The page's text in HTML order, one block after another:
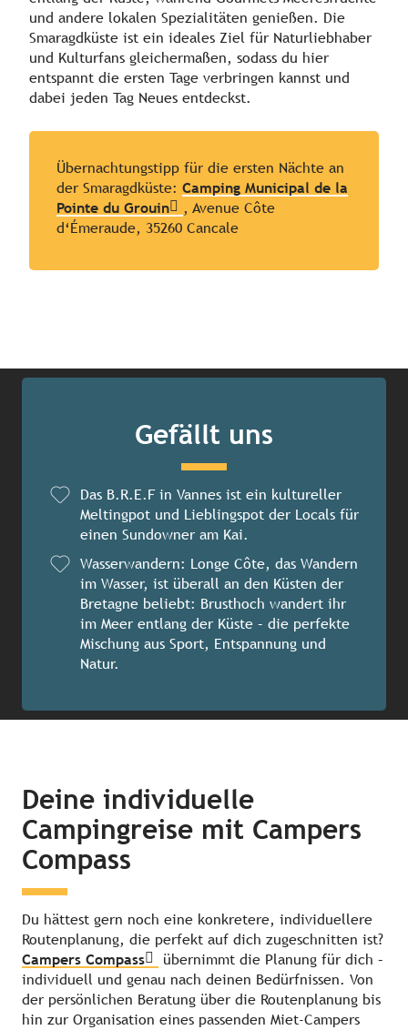
und andere lokalen Spezialitäten genießen. Die
Smaragdküste ist ein ideales Ziel für Naturliebhaber
und Kulturfans gleichermaßen, sodass du hier
entspannt die ersten Tage verbringen kannst und
dabei jeden Tag Neues entdeckst.
Übernachtungstipp für die ersten Nächte an
der Smaragdküste: Camping Municipal de la
Pointe du Grouin
, Avenue Côte
d‘Émeraude, 35260 Cancale
Gefällt uns
Das B.R.E.F in Vannes ist ein kultureller
Meltingpot und Lieblingspot der Locals für
einen Sundowner am Kai.
Wasserwandern: Longe Côte, das Wandern
im Wasser, ist überall an den Küsten der
Bretagne beliebt: Brusthoch wandert ihr
im Meer entlang der Küste – die perfekte
Mischung aus Sport, Entspannung und
Natur.
Deine individuelle
Campingreise mit Campers
Compass
Du hättest gern noch eine konkretere, individuellere
Routenplanung, die perfekt auf dich zugeschnitten ist?
Campers Compass
übernimmt die Planung für dich –
individuell und genau nach deinen Bedürfnissen. Von
der persönlichen Beratung über die Routenplanung bis
hin zur Organisation eines passenden Miet-Campers